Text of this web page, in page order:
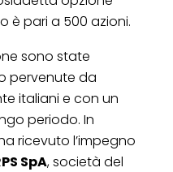
è pari a 500 azioni.
sono state
pervenute da
italiani e con un
periodo. In
ricevuto l’impegno
SpA, società del